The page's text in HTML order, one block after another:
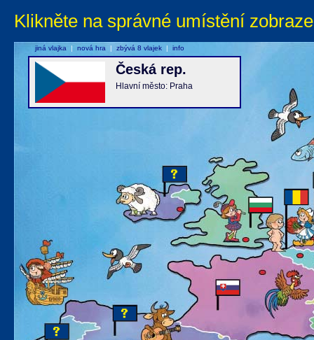
Klikněte na správné umístění
Česká rep.
Hlavní město: Praha
jiná vlajka | nová hra | zbývá 8 vlajek | info